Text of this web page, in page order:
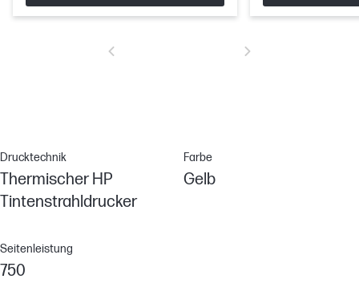
Drucktechnik
Thermischer HP
Tintenstrahldrucker
Farbe
Gelb
Seitenleistung
750